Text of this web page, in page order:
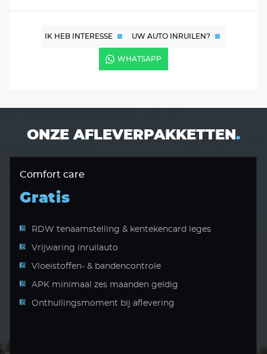
IK HEB INTERESSE UW AUTO INRUILEN?
WHATSAPP
ONZE AFLEVERPAKKETTEN .
Comfort care
Gratis
RDW tenaamstelling & kentekencard leges
Vrijwaring inruilauto
Vloeistoffen- & bandencontrole
APK minimaal zes maanden geldig
Onthullingsmoment bij aflevering